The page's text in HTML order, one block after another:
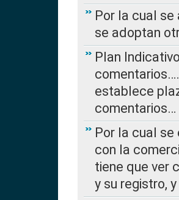
Por la cual
se adoptan
Plan
establece
comentarios…
Por la cual
con la
tiene que ver
y su registro,